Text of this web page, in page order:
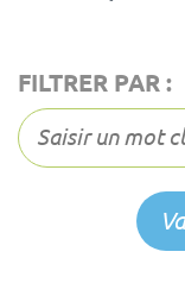
FILTRER PAR :